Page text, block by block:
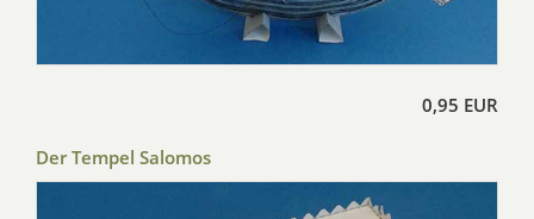
0,95 EUR
Der Tempel Salomos